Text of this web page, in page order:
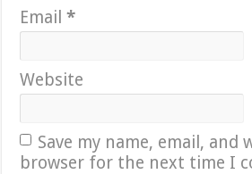
Email*
Website
Save my name, email, and
browser for the next time I